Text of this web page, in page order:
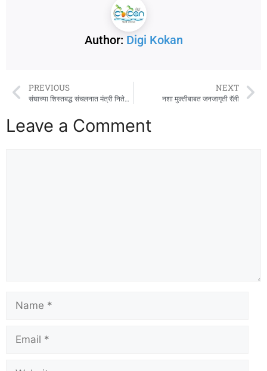
Author: Digi Kokan
PREVIOUS
संघाच्या शिस्तबद्ध संचलनात मंत्री नितेश राणे सहभागी; स्वयंसेवकांसोबत साजरा केला विजयादशमी उत्सव
NEXT
नशा मुक्तीबाबत जनजागृती रॅली
Leave a Comment